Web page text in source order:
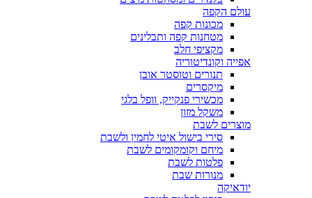
עולם הקפה
מכונות קפה
מטחנות קפה ותבלינים
מקציפי חלב
אפייה וקונדיטוריה
תנורים וטוסטר אובן
מיקסרים
מכשירי פנקייק, וופל בלגי
משקל מזון
מוצרים לשבת
סירי בישול איטי לחמין ולשבת
מיחם וקומקומים לשבת
פלטות לשבת
מנורות שבת
יודאיקה